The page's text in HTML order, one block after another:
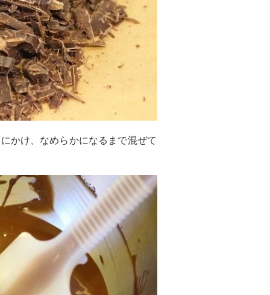
かけ、なめらかになるまで混ぜて